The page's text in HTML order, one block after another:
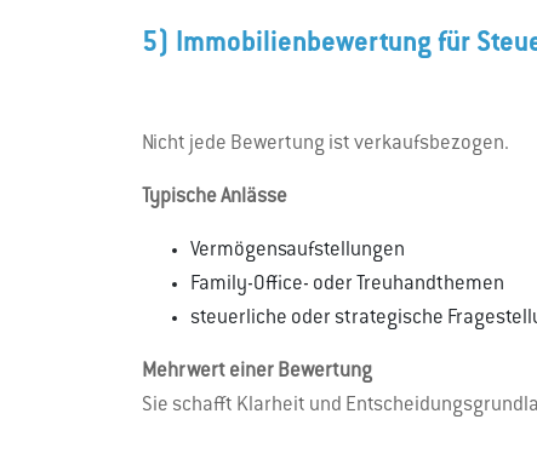
5) Immobilienbewertung für
Nicht jede Bewertung ist verkaufsbezogen.
Typische Anlässe
Vermögensaufstellungen
Family-Office- oder Treuhandthemen
steuerliche oder strategische
Mehrwert einer Bewertung
Sie schafft Klarheit und